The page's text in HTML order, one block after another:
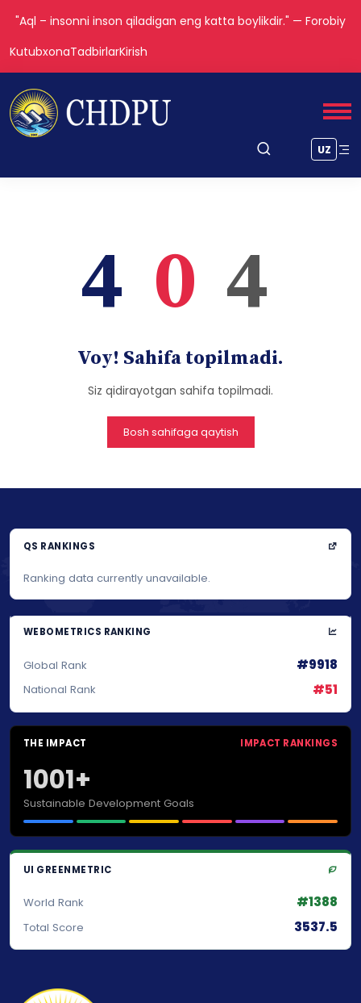
"Aql – insonni inson qiladigan eng katta boylikdir." — Forobiy
KutubxonaTadbirlarKirish
UZ
4 0 4
Voy! Sahifa topilmadi.
Siz qidirayotgan sahifa topilmadi.
Bosh sahifaga qaytish
QS RANKINGS
Ranking data currently unavailable.
WEBOMETRICS RANKING
Global Rank #9918
National Rank #51
THE IMPACT IMPACT RANKINGS
1001+
Sustainable Development Goals
UI GREENMETRIC
World Rank #1388
Total Score 3537.5